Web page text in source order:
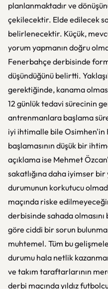
planlanmaktadır ve
çekilecektir. Elde edilecek
belirlenecektir. Küçük,
yorum yapmanın doğru
Fenerbahçe derbisinde
düşündüğünü belirtti.
gerektiğinde, kanama
12 günlük tedavi sürecinin
antrenmanlara başlama
iyi ihtimalle bile Osimhen'in
başlamasının düşük bir
açıklama ise Mehmet
sakatlığına daha iyimser
durumunun korkutucu
maçında riske
derbisinde sahada
göre ciddi bir sorun
muhtemel. Tüm bu
durumu hala netlik
ve takım taraftarlarının
derbi maçında yıldız